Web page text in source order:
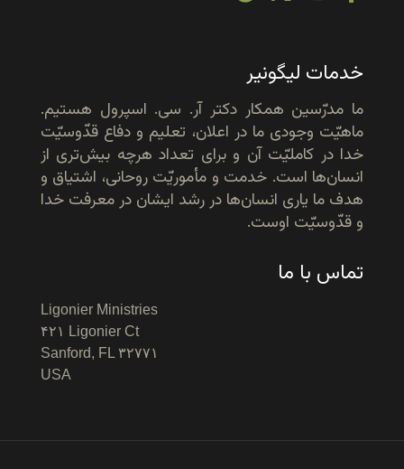
خدمات لیگونیر
ما مدرّسین همکار دکتر آر. سی. اسپرول هستیم.
ماهیّت وجودی ما در اعلان، تعلیم و دفاع قدّوسیّت
خدا در کاملیّت آن و برای تعداد هرچه بیش‌تری از
انسان‌ها است. خدمت و مأموریّت روحانی، اشتیاق و
هدف ما یاری انسان‌ها در رشد ایشان در معرفت خدا
و قدّوسیّت اوست.
تماس با ما
Ligonier Ministries
۴۲۱ Ligonier Ct
Sanford, FL ۳۲۷۷۱
USA